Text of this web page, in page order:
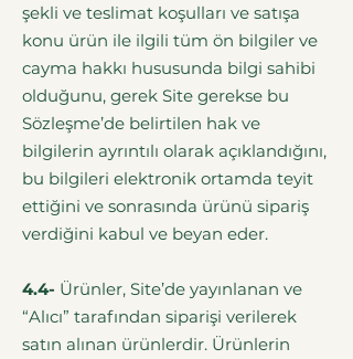
şekli ve teslimat koşulları ve satışa
konu ürün ile ilgili tüm ön bilgiler ve
cayma hakkı hususunda bilgi sahibi
olduğunu, gerek Site gerekse bu
Sözleşme’de belirtilen hak ve
bilgilerin ayrıntılı olarak açıklandığını,
bu bilgileri elektronik ortamda teyit
ettiğini ve sonrasında ürünü sipariş
verdiğini kabul ve beyan eder.
4.4- Ürünler, Site’de yayınlanan ve
“Alıcı” tarafından siparişi verilerek
satın alınan ürünlerdir. Ürünlerin